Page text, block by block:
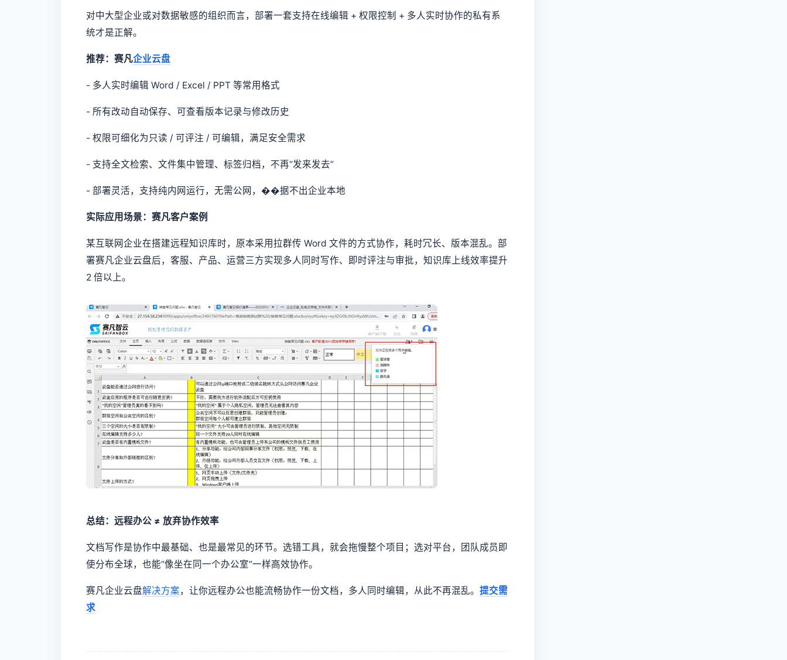
对中大型企业或对数据敏感的组织而言，部署一套支持在线编辑 + 权限控制 + 多人实时协作的私有系
统才是正解。
推荐：赛凡企业云盘
- 多人实时编辑 Word / Excel / PPT 等常用格式
- 所有改动自动保存、可查看版本记录与修改历史
- 权限可细化为只读 / 可评注 / 可编辑，满足安全需求
- 支持全文检索、文件集中管理、标签归档，不再“发来发去”
- 部署灵活，支持纯内网运行，无需公网，��据不出企业本地
实际应用场景：赛凡客户案例
某互联网企业在搭建远程知识库时，原本采用拉群传 Word 文件的方式协作，耗时冗长、版本混乱。部
署赛凡企业云盘后，客服、产品、运营三方实现多人同时写作、即时评注与审批，知识库上线效率提升
2 倍以上。
总结：远程办公 ≠ 放弃协作效率
文档写作是协作中最基础、也是最常见的环节。选错工具，就会拖慢整个项目；选对平台，团队成员即
使分布全球，也能“像坐在同一个办公室”一样高效协作。
赛凡企业云盘解决方案，让你远程办公也能流畅协作一份文档，多人同时编辑，从此不再混乱。 提交需
求